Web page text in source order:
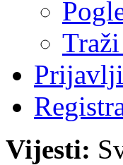
Vijesti: